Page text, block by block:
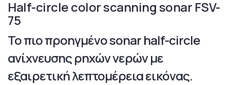
Half-circle color scanning sonar FSV-
75
Το πιο προηγμένο sonar half-circle
ανίχνευσης ρηχών νερών με
εξαιρετική λεπτομέρεια εικόνας.